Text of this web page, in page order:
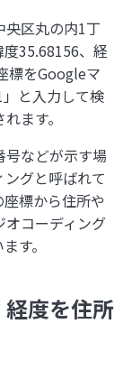
イル
間データ連携基盤
ック！ジオ専業ラ
10大ニュース
『The True Size
央区丸の内1丁
35.68156、経
標をGoogleマ
と入力して検
ます。
などが示す場
グと呼ばれて
標から住所や
コーディング
す。
度を住所